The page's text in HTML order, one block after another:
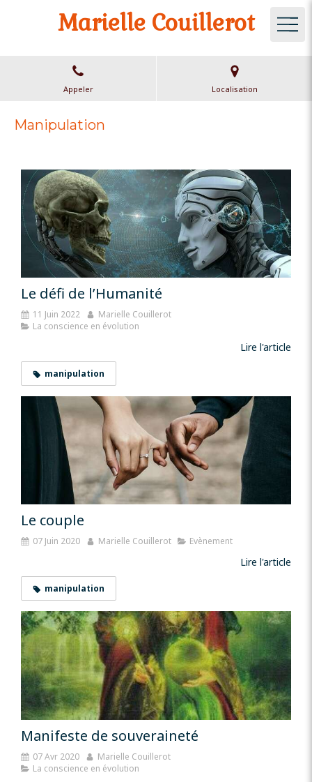
Marielle Couillerot
Appeler Localisation
Manipulation
Le défi de l’Humanité
11 Juin 2022
Marielle Couillerot
La conscience en évolution
Lire l'article
manipulation
Le couple
07 Juin 2020 Marielle Couillerot Evènement
Lire l'article
manipulation
Manifeste de souveraineté
07 Avr 2020
Marielle Couillerot
La conscience en évolution